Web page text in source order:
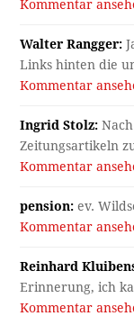
Kommentar
Walter Rangger:
Links hinten die
Kommentar
Ingrid Stolz:
Zeitungsartikeln
Kommentar
pension: ev.
Kommentar
Reinhard
Erinnerung, ich
Kommentar